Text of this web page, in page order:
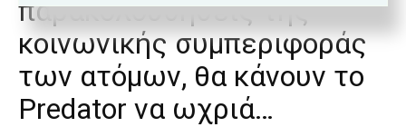
παρακολουθήσεις της
κοινωνικής συμπεριφοράς
των ατόμων, θα κάνουν το
Predator να ωχριά…